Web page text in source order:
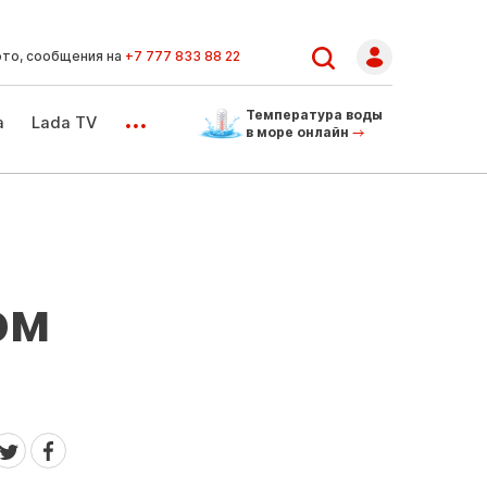
сообщения на +7 777 833 88 22
Lada TV ...
Температура воды
в море онлайн